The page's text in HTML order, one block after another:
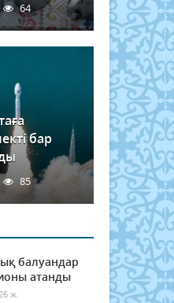
64
бар
85
балуандар
атанды
ж.